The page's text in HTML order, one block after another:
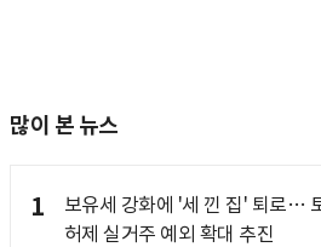
많이 본 뉴스
1
보유세 강화에 '세 낀 집' 퇴로…
허제 실거주 예외 확대 추진